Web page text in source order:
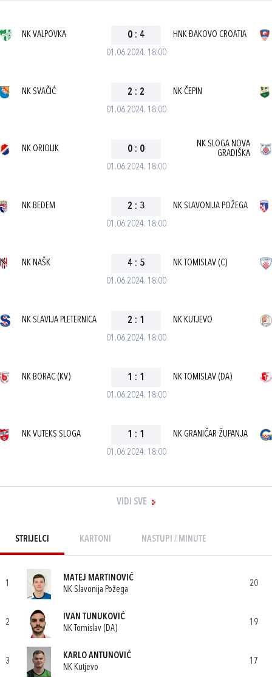
01.06.2024. 18:00
NK VALPOVKA 0 : 4 HNK ĐAKOVO CROATIA
01.06.2024. 18:00
NK SVAČIĆ 2 : 2 NK ČEPIN
01.06.2024. 18:00
NK ORIOLIK 0 : 0
NK SLOGA NOVA
GRADIŠKA
01.06.2024. 18:00
NK BEDEM 2 : 3 NK SLAVONIJA POŽEGA
01.06.2024. 18:00
NK NAŠK 4 : 5 NK TOMISLAV (C)
01.06.2024. 18:00
NK SLAVIJA PLETERNICA 2 : 1 NK KUTJEVO
01.06.2024. 18:00
NK BORAC (KV) 1 : 1 NK TOMISLAV (DA)
01.06.2024. 18:00
NK VUTEKS SLOGA 1 : 1 NK GRANIČAR ŽUPANJA
VIDI SVE
STRIJELCI KARTONI NASTUPI / MINUTE
1
MATEJ MARTINOVIĆ
NK Slavonija Požega
20
2
IVAN TUNUKOVIĆ
NK Tomislav (DA)
19
3
KARLO ANTUNOVIĆ
NK Kutjevo
17